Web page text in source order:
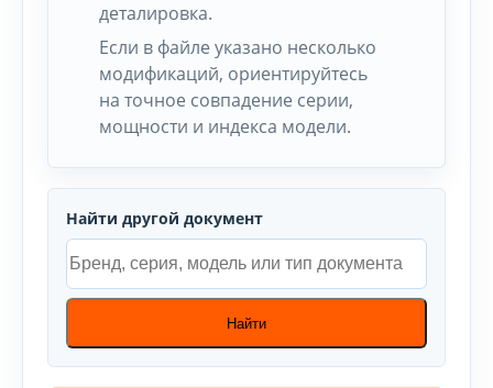
деталировка.
Если в файле указано несколько
модификаций, ориентируйтесь
на точное совпадение серии,
мощности и индекса модели.
Найти другой документ
Найти